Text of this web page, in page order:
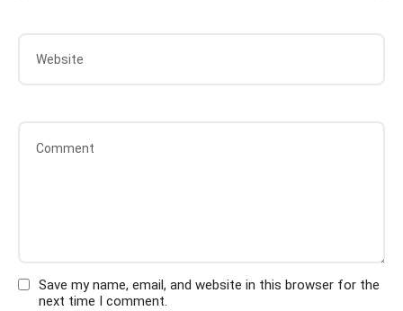
Save my name, email, and website in this browser for the
next time I comment.